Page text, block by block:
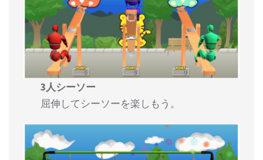
3人シーソー
屈伸してシーソーを楽しもう。